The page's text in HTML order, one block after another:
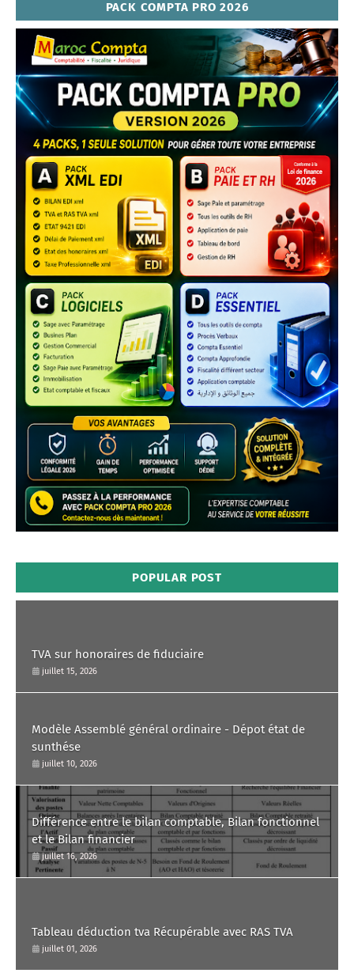
PACK COMPTA PRO 2026
POPULAR POST
TVA sur honoraires de fiduciaire
juillet 15, 2026
Modèle Assemblé général ordinaire - Dépot état de
sunthése
juillet 10, 2026
Différence entre le bilan comptable, Bilan fonctionnel
et le Bilan financier
juillet 16, 2026
Tableau déduction tva Récupérable avec RAS TVA
juillet 01, 2026